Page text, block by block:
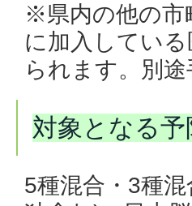
※県内の他の市
に加入してい
られます。別
対象となる予
5種混合 ・3種